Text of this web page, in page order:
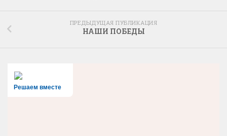
ПРЕДЫДУЩАЯ ПУБЛИКАЦИЯ
НАШИ ПОБЕДЫ
Решаем вместе